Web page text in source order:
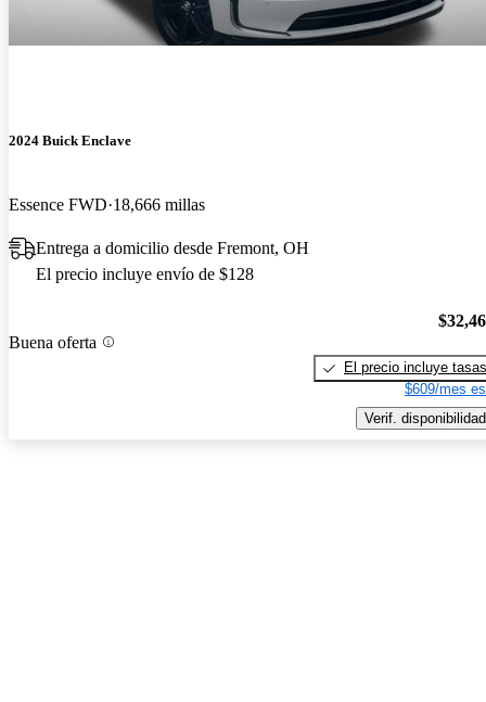
2024 Buick Enclave
Essence FWD 18,666 millas
Entrega a domicilio desde Fremont, OH
El precio incluye envío de $128
Buena oferta
El precio incluye tasas
$609/mes
Verif. disponibilidad